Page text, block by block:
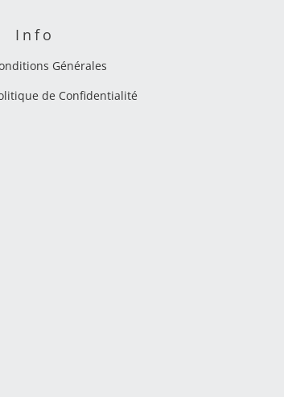
Info
Générales
de Confidentialité